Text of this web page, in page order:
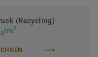
(Recycling)
2/m2